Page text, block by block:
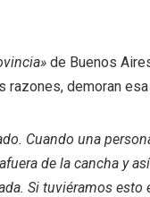
de Buenos
demoran
Cuando una
de la cancha y
Si tuviéramos esto